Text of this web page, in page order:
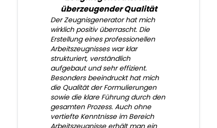
überzeugender Qualität
Der Zeugnisgenerator hat mich
wirklich positiv überrascht. Die
Erstellung eines professionellen
Arbeitszeugnisses war klar
strukturiert, verständlich
aufgebaut und sehr effizient.
Besonders beeindruckt hat mich
die Qualität der Formulierungen
sowie die klare Führung durch den
gesamten Prozess. Auch ohne
vertiefte Kenntnisse im Bereich